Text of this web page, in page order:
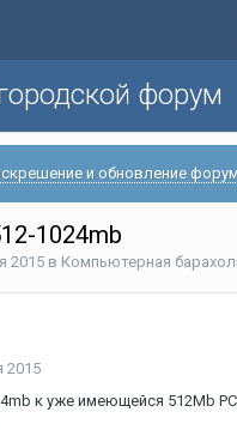
форум
и обновление
1024mb
2015 в Компьютерная
2015
к уже имеющейся 512Mb